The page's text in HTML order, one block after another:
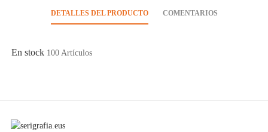
DETALLES DEL PRODUCTO COMENTARIOS
En stock 100 Artículos